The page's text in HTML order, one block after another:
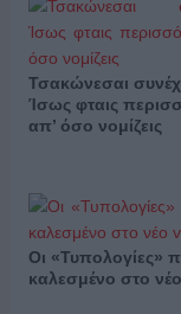
Τσακώνεσαι
Ίσως φταις
απ’ όσο νομίζεις
Οι «Τυπολογίες»
καλεσμένο στο